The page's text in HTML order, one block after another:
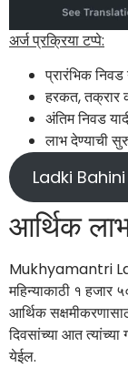
अर्ज प्रक्रिया टप्पे:
प्रारंभिक
हरकत, तक्रार
अंतिम निवड
लाभ देण्याची
Ladki
आर्थिक
Mukhyamantri
महिन्याकाठी १ हजार
आर्थिक
दिवसांच्या आत
येईल.